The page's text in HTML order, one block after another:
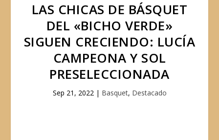
LAS CHICAS DE BÁSQUET
DEL «BICHO VERDE»
SIGUEN CRECIENDO: LUCÍA
CAMPEONA Y SOL
PRESELECCIONADA
Sep 21, 2022| Basquet, Destacado